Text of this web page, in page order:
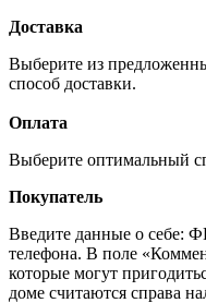
Доставка
Выберите из
способ доставки.
Оплата
Выберите оптимальный
Покупатель
Введите данные о себе:
телефона. В поле
которые могут
доме считаются справа